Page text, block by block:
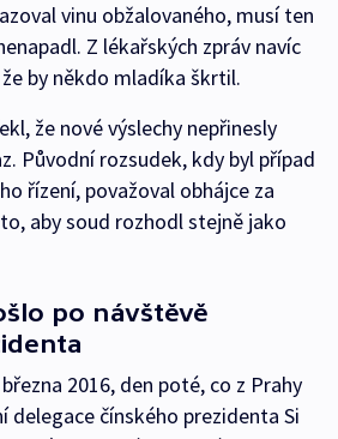
vinu obžalovaného, musí ten
Z lékařských zpráv navíc
by někdo mladíka škrtil.
že nové výslechy nepřinesly
Původní rozsudek, kdy byl případ
řízení, považoval obhájce za
aby soud rozhodl stejně jako
po návštěvě
2016, den poté, co z Prahy
čínského prezidenta Si